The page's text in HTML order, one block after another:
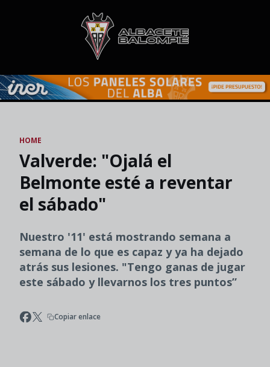
Skip to main content
HOME
Valverde: "Ojalá el
Belmonte esté a reventar
el sábado"
Nuestro '11' está mostrando semana a
semana de lo que es capaz y ya ha dejado
atrás sus lesiones. "Tengo ganas de jugar
este sábado y llevarnos los tres puntos”
Copiar enlace